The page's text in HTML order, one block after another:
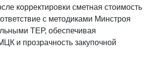
корректировки сметная стоимость
с методиками Минстроя
ТЕР, обеспечивая
и прозрачность закупочной